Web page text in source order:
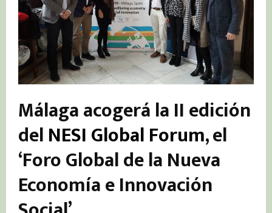
Málaga acogerá la II edición
delNESI Global Forum, el
‘Foro Global de la Nueva
Economía e Innovación